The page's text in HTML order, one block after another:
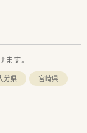
す。
分県
宮崎県